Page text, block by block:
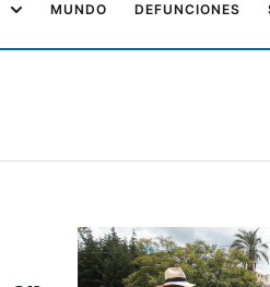
MUNDO DEFUNCIONES